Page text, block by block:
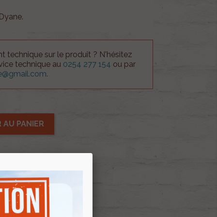
technique sur le produit ? N'hésitez
technique au 0254 277 154 ou par
.
AU PANIER
D'ENVIES